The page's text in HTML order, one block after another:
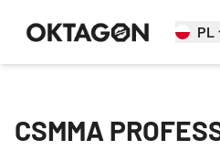
PL
CSMMA